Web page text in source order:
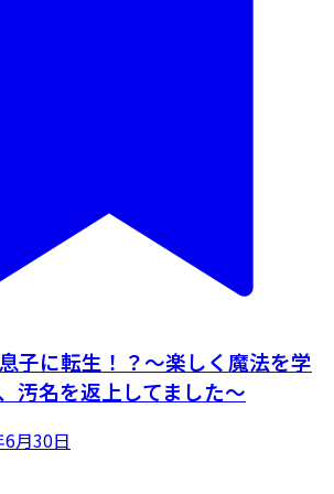
子に転生！？～楽しく魔法を学
汚名を返上してました～
月30日